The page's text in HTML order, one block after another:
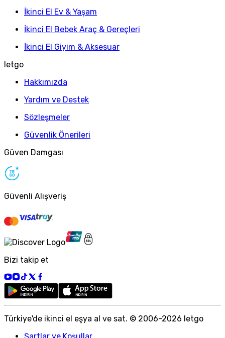
İkinci El Ev & Yaşam
İkinci El Bebek Araç & Gereçleri
İkinci El Giyim & Aksesuar
letgo
Hakkımızda
Yardım ve Destek
Sözleşmeler
Güvenlik Önerileri
Güven Damgası
Güvenli Alışveriş
Bizi takip et
Türkiye'de ikinci el eşya al ve sat. © 2006-2026 letgo